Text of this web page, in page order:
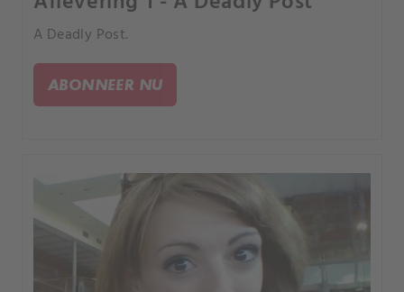
A Deadly Post.
ABONNEER NU